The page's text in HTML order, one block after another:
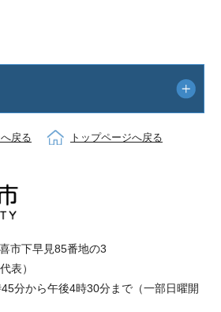
戻る トップページへ戻る
市下早見85番地の3
表）
分から午後4時30分まで（一部日曜開